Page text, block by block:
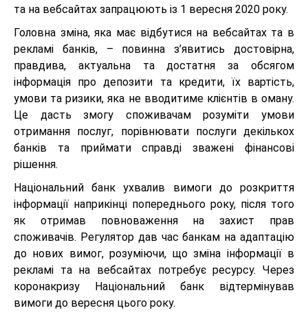
та на вебсайтах запрацюють із 1 вересня 2020 року.
Головна зміна, яка має відбутися на вебсайтах та в
рекламі банків, – повинна з’явитись достовірна,
правдива, актуальна та достатня за обсягом
інформація про депозити та кредити, їх вартість,
умови та ризики, яка не вводитиме клієнтів в оману.
Це дасть змогу споживачам розуміти умови
отримання послуг, порівнювати послуги декількох
банків та приймати справді зважені фінансові
рішення.
Національний банк ухвалив вимоги до розкриття
інформації наприкінці попереднього року, після того
як отримав повноваження на захист прав
споживачів. Регулятор дав час банкам на адаптацію
до нових вимог, розуміючи, що зміна інформації в
рекламі та на вебсайтах потребує ресурсу. Через
коронакризу Національний банк відтермінував
вимоги до вересня цього року.